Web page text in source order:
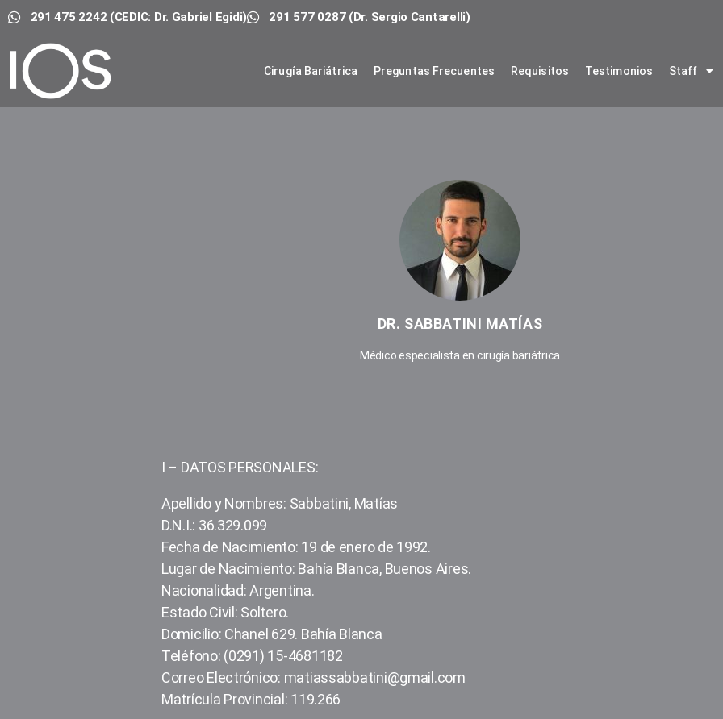
291 475 2242 (CEDIC: Dr. Gabriel Egidi) 291 577 0287 (Dr. Sergio Cantarelli)
Cirugía Bariátrica Preguntas Frecuentes Requisitos Testimonios Staff
DR. SABBATINI MATÍAS
Médico especialista en cirugía bariátrica
I – DATOS PERSONALES:
Apellido y Nombres: Sabbatini, Matías
D.N.I.: 36.329.099
Fecha de Nacimiento: 19 de enero de 1992.
Lugar de Nacimiento: Bahía Blanca, Buenos Aires.
Nacionalidad: Argentina.
Estado Civil: Soltero.
Domicilio: Chanel 629. Bahía Blanca
Teléfono: (0291) 15-4681182
Correo Electrónico: matiassabbatini@gmail.com
Matrícula Provincial: 119.266